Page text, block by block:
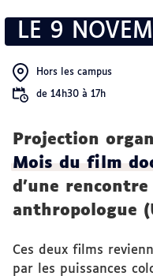
Valorisation
scientifique
LE 9
Hors les campus
de 14h30 à 17h
Projection
Mois du film
d’une
anthropologue
Ces deux films
par les puissances